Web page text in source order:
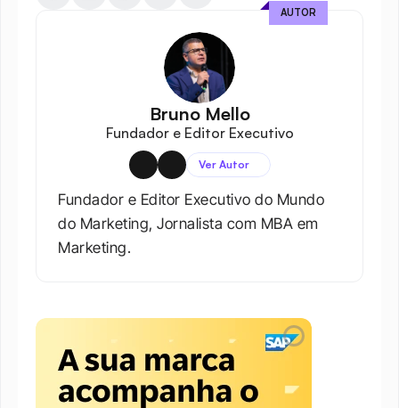
Bruno Mello
Fundador e Editor Executivo
Ver Autor
Fundador e Editor Executivo do Mundo
do Marketing, Jornalista com MBA em
Marketing.
AUTOR